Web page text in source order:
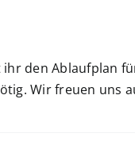
den Ablaufplan
Wir freuen uns